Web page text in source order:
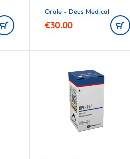
Orale
Deus Medical
€30.00